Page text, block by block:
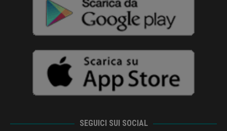
SEGUICI SUI SOCIAL